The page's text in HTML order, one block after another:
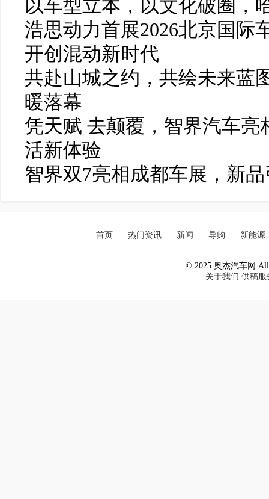
以车型立本，以文化破圈，
浩思动力首展2026北京国际
开创混动新时代
共赴山城之约，共绘未来蓝
暖落幕
凭天赋 去颠覆，智界汽车
活新体验
智界双7亮相成都车展，新
首页 热门资讯 新闻 导购 新能源
© 2025 奥杰汽车网 All
关于我们 供稿服